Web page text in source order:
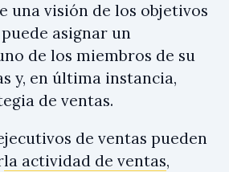
una visión de los objetivos
asignar un
de los miembros de su
y, en última instancia,
de ventas.
de ventas pueden
la actividad de ventas,